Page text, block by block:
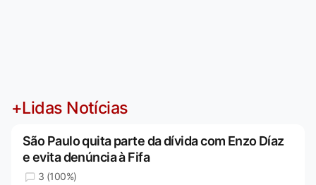
+Lidas Notícias
São Paulo quita parte da dívida com Enzo Díaz
e evita denúncia à Fifa
3 (100%)